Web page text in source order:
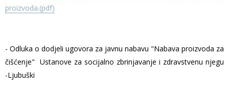
proizvoda.(pdf)
- Odluka o dodjeli ugovora za javnu nabavu "Nabava proizvoda za
čišćenje" Ustanove za socijalno zbrinjavanje i zdravstvenu njegu
-Ljubuški